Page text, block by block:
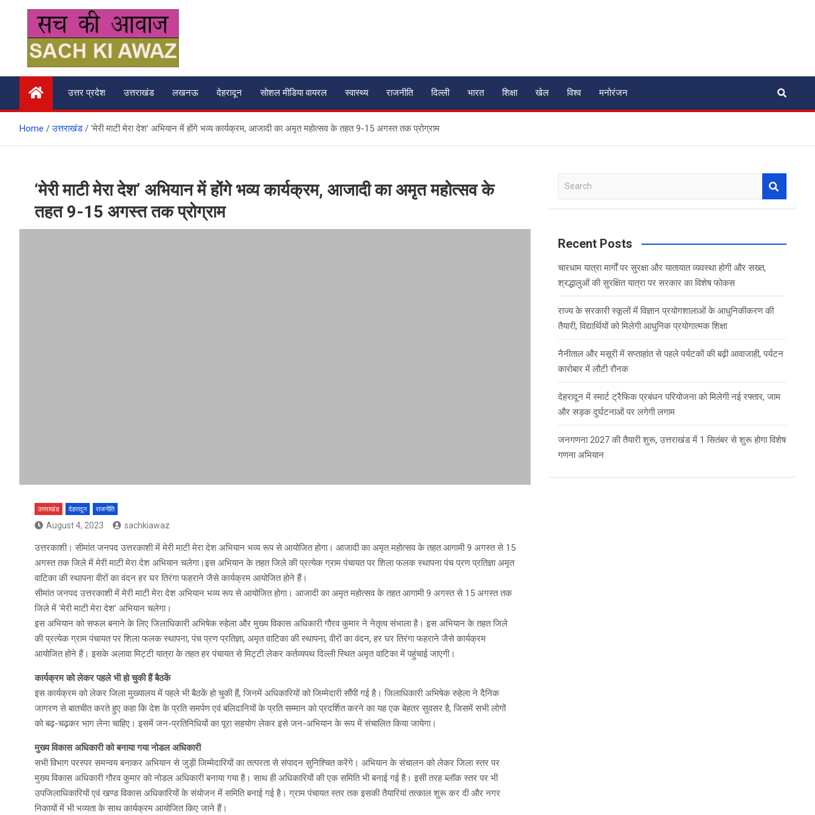
content
सच की आवाज
उत्तर प्रदेश उत्तराखंड लखनऊ देहरादून सोशल मीडिया वायरल स्वास्थ्य राजनीति दिल्ली भारत शिक्षा खेल विश्व मनोरंजन
Home उत्तराखंड ‘मेरी माटी मेरा देश’ अभियान में होंगे भव्य कार्यक्रम, आजादी का अमृत महोत्सव के तहत 9-15 अगस्त तक प्रोग्राम
‘मेरी माटी मेरा देश’ अभियान में होंगे भव्य कार्यक्रम, आजादी का अमृत महोत्सव के
तहत 9-15 अगस्त तक प्रोग्राम
उत्तराखंड देहरादून राजनीति
August 4, 2023 sachkiawaz
उत्तरकाशी। सीमांत जनपद उत्तरकाशी में मेरी माटी मेरा देश अभियान भव्य रूप से आयोजित होगा। आजादी का अमृत महोत्सव के तहत आगामी 9 अगस्त से 15
अगस्त तक जिले में मेरी माटी मेरा देश अभियान चलेगा।इस अभियान के तहत जिले की प्रत्येक ग्राम पंचायत पर शिला फलक स्थापना पंच प्रण प्रतिज्ञा अमृत
वाटिका की स्थापना वीरों का वंदन हर घर तिरंगा फहराने जैसे कार्यक्रम आयोजित होने हैं।
सीमांत जनपद उत्तरकाशी में मेरी माटी मेरा देश अभियान भव्य रूप से आयोजित होगा। आजादी का अमृत महोत्सव के तहत आगामी 9 अगस्त से 15 अगस्त तक
जिले में ‘मेरी माटी मेरा देश’ अभियान चलेगा।
इस अभियान को सफल बनाने के लिए जिलाधिकारी अभिषेक रुहेला और मुख्य विकास अधिकारी गौरव कुमार ने नेतृत्व संभाला है। इस अभियान के तहत जिले
की प्रत्येक ग्राम पंचायत पर शिला फलक स्थापना, पंच प्रण प्रतिज्ञा, अमृत वाटिका की स्थापना, वीरों का वंदन, हर घर तिरंगा फहराने जैसे कार्यक्रम
आयोजित होने हैं। इसके अलावा मिट्टी यात्रा के तहत हर पंचायत से मिट्टी लेकर कर्तव्यपथ दिल्ली स्थित अमृत वाटिका में पहुंचाई जाएगी।
कार्यक्रम को लेकर पहले भी हो चुकी हैं बैठकें
इस कार्यक्रम को लेकर जिला मुख्यालय में पहले भी बैठकें हो चुकी हैं, जिनमें अधिकारियों को जिम्मेदारी सौंपी गई है। जिलाधिकारी अभिषेक रुहेला ने दैनिक
जागरण से बातचीत करते हुए कहा कि देश के प्रति समर्पण एवं बलिदानियों के प्रति सम्मान को प्रदर्शित करने का यह एक बेहतर सुवसर है, जिसमें सभी लोगों
को बढ़-चढ़कर भाग लेना चाहिए। इसमें जन-प्रतिनिधियों का पूरा सहयोग लेकर इसे जन-अभियान के रूप में संचालित किया जायेगा।
मुख्य विकास अधिकारी को बनाया गया नोडल अधिकारी
सभी विभाग परस्पर समन्वय बनाकर अभियान से जुड़ी जिम्मेदारियों का तत्परता से संपादन सुनिश्चित करेंगे। अभियान के संचालन को लेकर जिला स्तर पर
मुख्य विकास अधिकारी गौरव कुमार को नोडल अधिकारी बनाया गया है। साथ ही अधिकारियों की एक समिति भी बनाई गई है। इसी तरह ब्लॉक स्तर पर भी
उपजिलाधिकारियों एवं खण्ड विकास अधिकारियों के संयोजन में समिति बनाई गई है। ग्राम पंचायत स्तर तक इसकी तैयारियां तत्काल शुरू कर दी और नगर
निकायों में भी भव्यता के साथ कार्यक्रम आयोजित किए जाने हैं।
a
c
Recent Posts
चारधाम यात्रा मार्गों पर सुरक्षा और यातायात व्यवस्था होगी और सख्त,
श्रद्धालुओं की सुरक्षित यात्रा पर सरकार का विशेष फोकस
राज्य के सरकारी स्कूलों में विज्ञान प्रयोगशालाओं के आधुनिकीकरण की
तैयारी, विद्यार्थियों को मिलेगी आधुनिक प्रयोगात्मक शिक्षा
नैनीताल और मसूरी में सप्ताहांत से पहले पर्यटकों की बढ़ी आवाजाही, पर्यटन
कारोबार में लौटी रौनक
देहरादून में स्मार्ट ट्रैफिक प्रबंधन परियोजना को मिलेगी नई रफ्तार, जाम
और सड़क दुर्घटनाओं पर लगेगी लगाम
जनगणना 2027 की तैयारी शुरू, उत्तराखंड में 1 सितंबर से शुरू होगा विशेष
गणना अभियान